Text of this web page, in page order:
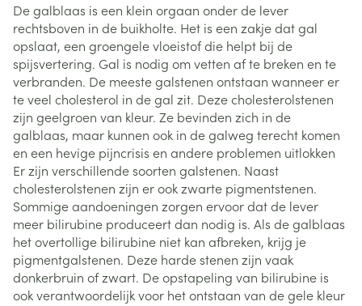
De galblaas is een klein orgaan onder de lever
rechtsboven in de buikholte. Het is een zakje dat gal
opslaat, een groengele vloeistof die helpt bij de
spijsvertering. Gal is nodig om vetten af te breken en te
verbranden. De meeste galstenen ontstaan wanneer er
te veel cholesterol in de gal zit. Deze cholesterolstenen
zijn geelgroen van kleur. Ze bevinden zich in de
galblaas, maar kunnen ook in de galweg terecht komen
en een hevige pijncrisis en andere problemen uitlokken
Er zijn verschillende soorten galstenen. Naast
cholesterolstenen zijn er ook zwarte pigmentstenen.
Sommige aandoeningen zorgen ervoor dat de lever
meer bilirubine produceert dan nodig is. Als de galblaas
het overtollige bilirubine niet kan afbreken, krijg je
pigmentgalstenen. Deze harde stenen zijn vaak
donkerbruin of zwart. De opstapeling van bilirubine is
ook verantwoordelijk voor het ontstaan van de gele kleur